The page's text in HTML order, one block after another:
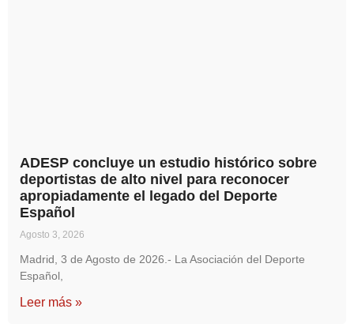
ADESP concluye un estudio histórico sobre
deportistas de alto nivel para reconocer
apropiadamente el legado del Deporte
Español
Agosto 3, 2026
Madrid, 3 de Agosto de 2026.- La Asociación del Deporte
Español,
Leer más »